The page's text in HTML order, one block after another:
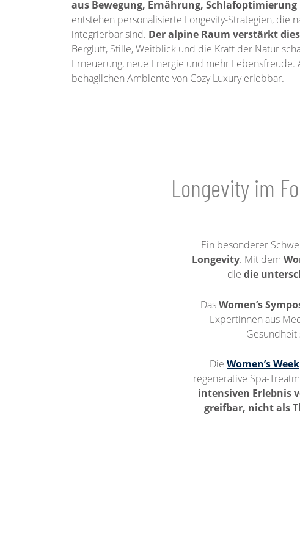
aus Bewegung, Ernährung,
entstehen personalisierte Longevity-Strategien, die
integrierbar sind. Der alpine Raum verstärkt
Bergluft, Stille, Weitblick und die Kraft der Natur
Erneuerung, neue Energie und mehr
behaglichen Ambiente von Cozy Luxury erlebbar.
Longevity im
Ein besonderer
Longevity. Mit dem
die die
DasWomen’s
Expertinnen aus
Gesundheit
Die Women’s Week
regenerative Spa-
intensiven Erlebnis
greifbar, nicht als